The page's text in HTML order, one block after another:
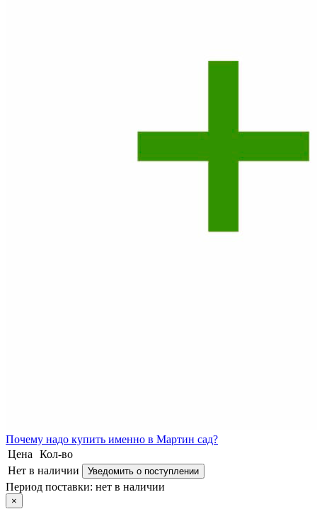
Почему надо купить именно в Мартин сад?
Цена
Кол-во
Нет в наличии
Уведомить о поступлении
Период поставки: нет в наличии
×